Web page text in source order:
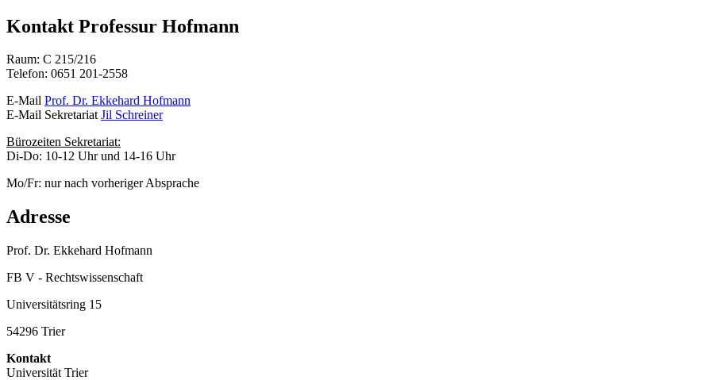
Kontakt Professur Hofmann
Raum: C 215/216
Telefon: 0651 201-2558
E-Mail Prof. Dr. Ekkehard Hofmann
E-Mail SekretariatJil Schreiner
Bürozeiten Sekretariat:
Di-Do: 10-12 Uhr und 14-16 Uhr
Mo/Fr: nur nach vorheriger Absprache
Adresse
Prof. Dr. Ekkehard Hofmann
FB V - Rechtswissenschaft
Universitätsring 15
54296 Trier
Kontakt
Universität Trier